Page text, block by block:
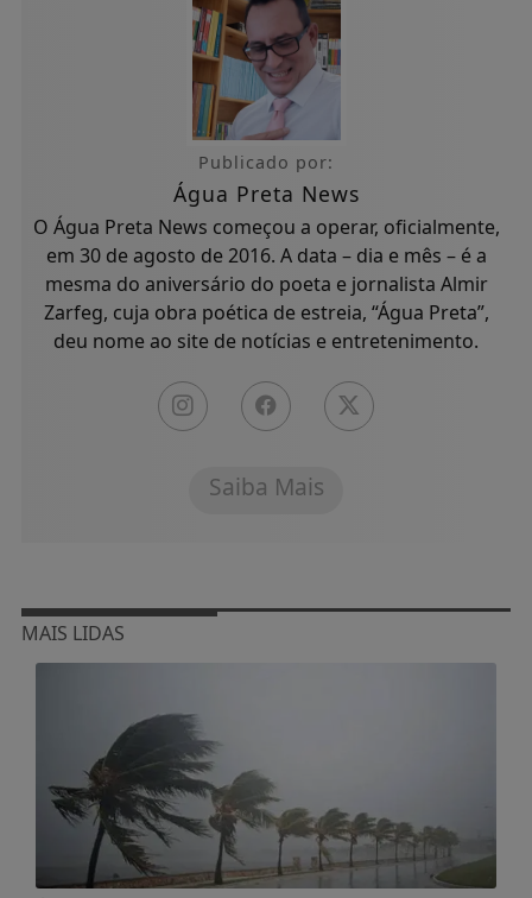
Publicado por:
Água Preta News
O Água Preta News começou a operar, oficialmente,
em 30 de agosto de 2016. A data – dia e mês – é a
mesma do aniversário do poeta e jornalista Almir
Zarfeg, cuja obra poética de estreia, “Água Preta”,
deu nome ao site de notícias e entretenimento.
Saiba Mais
MAIS LIDAS